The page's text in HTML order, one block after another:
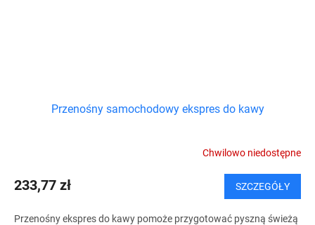
Przenośny samochodowy ekspres do kawy
Chwilowo niedostępne
233,77 zł SZCZEGÓŁY
Przenośny ekspres do kawy pomoże przygotować pyszną świeżą